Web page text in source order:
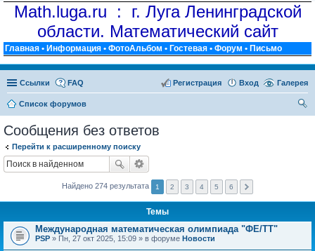
Math.luga.ru : г. Луга Ленинградской
области. Математический сайт
Главная • Информация • ФотоАльбом • Гостевая • Форум • Письмо
Ссылки Галерея
FAQ Вход
Регистрация
Список форумов
Сообщения без ответов
Перейти к расширенному поиску
Найдено 274 результата 1 2 3 4 5 6
Темы
Международная математическая олимпиада "ФЕ/ТТ"
PSP » Пн, 27 окт 2025, 15:09 » в форуме Новости